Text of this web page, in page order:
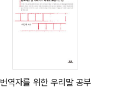
번역자를 위한 우리말 공부